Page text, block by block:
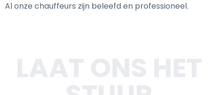
Al onze chauffeurs zijn beleefd en professioneel.